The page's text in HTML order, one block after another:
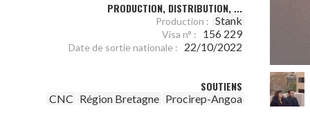
PRODUCTION, DISTRIBUTION, ...
Production : Stank
Visa n° : 156 229
Date de sortie nationale : 22/10/2022
SOUTIENS
CNC Région Bretagne Procirep-Angoa